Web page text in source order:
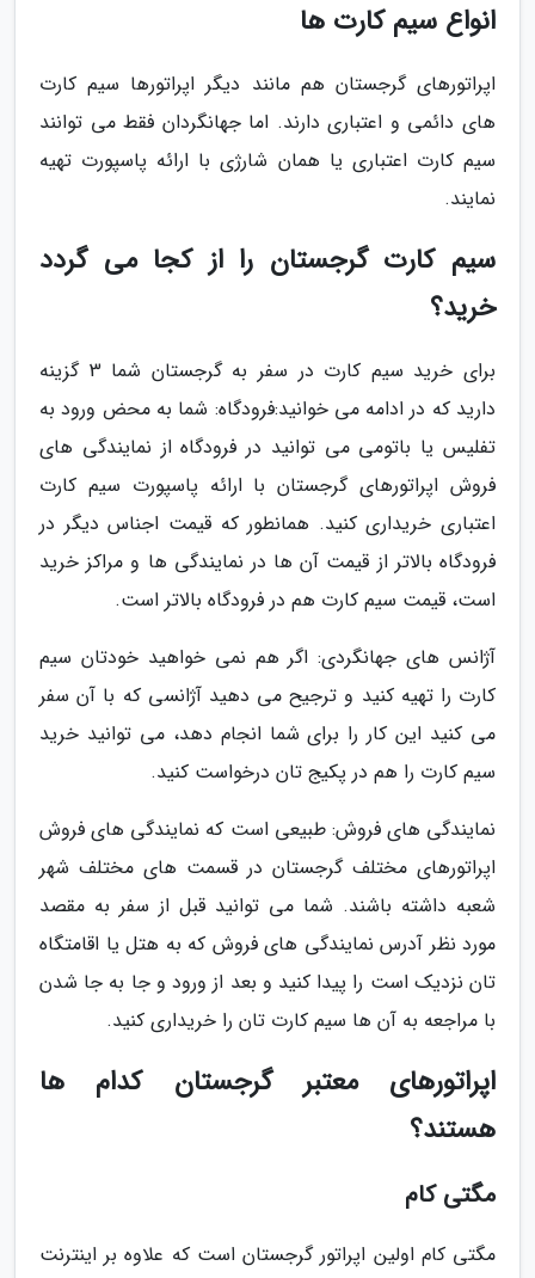
انواع سیم کارت ها
اپراتورهای گرجستان هم مانند دیگر اپراتورها سیم کارت
های دائمی و اعتباری دارند. اما جهانگردان فقط می توانند
سیم کارت اعتباری یا همان شارژی با ارائه پاسپورت تهیه
نمایند.
سیم کارت گرجستان را از کجا می گردد
خرید؟
برای خرید سیم کارت در سفر به گرجستان شما 3 گزینه
دارید که در ادامه می خوانید:فرودگاه: شما به محض ورود به
تفلیس یا باتومی می توانید در فرودگاه از نمایندگی های
فروش اپراتورهای گرجستان با ارائه پاسپورت سیم کارت
اعتباری خریداری کنید. همانطور که قیمت اجناس دیگر در
فرودگاه بالاتر از قیمت آن ها در نمایندگی ها و مراکز خرید
است، قیمت سیم کارت هم در فرودگاه بالاتر است.
آژانس های جهانگردی: اگر هم نمی خواهید خودتان سیم
کارت را تهیه کنید و ترجیح می دهید آژانسی که با آن سفر
می کنید این کار را برای شما انجام دهد، می توانید خرید
سیم کارت را هم در پکیج تان درخواست کنید.
نمایندگی های فروش: طبیعی است که نمایندگی های فروش
اپراتورهای مختلف گرجستان در قسمت های مختلف شهر
شعبه داشته باشند. شما می توانید قبل از سفر به مقصد
مورد نظر آدرس نمایندگی های فروش که به هتل یا اقامتگاه
تان نزدیک است را پیدا کنید و بعد از ورود و جا به جا شدن
با مراجعه به آن ها سیم کارت تان را خریداری کنید.
اپراتورهای معتبر گرجستان کدام ها
هستند؟
مگتی کام
مگتی کام اولین اپراتور گرجستان است که علاوه بر اینترنت